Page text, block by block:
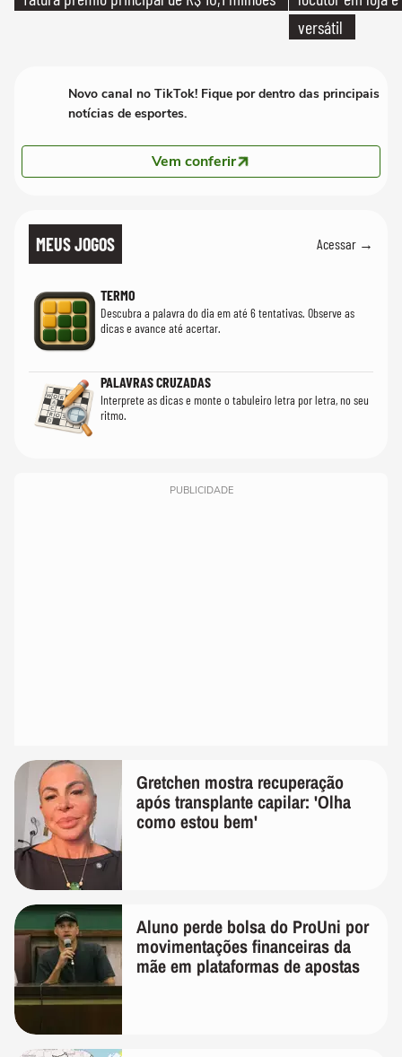
versátil
Novo canal no TikTok! Fique por dentro das principais
notícias de esportes.
Vem conferir
MEUS JOGOS Acessar →
TERMO
Descubra a palavra do dia em até 6 tentativas. Observe as
dicas e avance até acertar.
PALAVRAS CRUZADAS
Interprete as dicas e monte o tabuleiro letra por letra, no seu
ritmo.
PUBLICIDADE
Gretchen mostra recuperação
após transplante capilar: 'Olha
como estou bem'
Aluno perde bolsa do ProUni por
movimentações financeiras da
mãe em plataformas de apostas